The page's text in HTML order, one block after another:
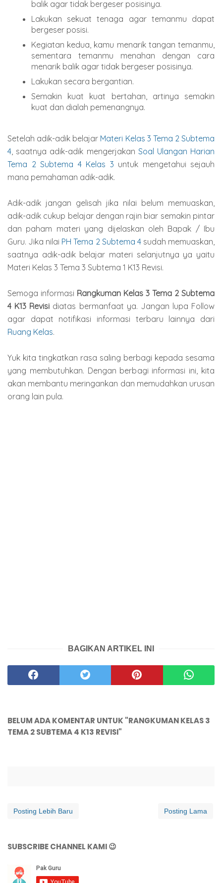
balik agar tidak bergeser posisinya.
Lakukan sekuat tenaga agar temanmu dapat
bergeser posisi.
Kegiatan kedua, kamu menarik tangan temanmu,
sementara temanmu menahan dengan cara
menarik balik agar tidak bergeser posisinya.
Lakukan secara bergantian.
Semakin kuat kuat bertahan, artinya semakin
kuat dan dialah pemenangnya.
Setelah adik-adik belajar Materi Kelas 3 Tema 2 Subtema
4 , saatnya adik-adik mengerjakan Soal Ulangan Harian
Tema 2 Subtema 4 Kelas 3 untuk mengetahui sejauh
mana pemahaman adik-adik.
Adik-adik jangan gelisah jika nilai belum memuaskan,
adik-adik cukup belajar dengan rajin biar semakin pintar
dan paham materi yang dijelaskan oleh Bapak / Ibu
Guru. Jika nilai PH Tema 2 Subtema 4sudah memuaskan,
saatnya adik-adik belajar materi selanjutnya ya yaitu
Materi Kelas 3 Tema 3 Subtema 1 K13 Revisi.
Semoga informasi Rangkuman Kelas 3 Tema 2 Subtema
4 K13 Revisi diatas bermanfaat ya. Jangan lupa Follow
agar dapat notifikasi informasi terbaru lainnya dari
Ruang Kelas.
Yuk kita tingkatkan rasa saling berbagi kepada sesama
yang membutuhkan. Dengan berbagi informasi ini, kita
akan membantu meringankan dan memudahkan urusan
orang lain pula.
BAGIKAN ARTIKEL INI
BELUM ADA KOMENTAR UNTUK "RANGKUMAN KELAS 3
TEMA 2 SUBTEMA 4 K13 REVISI"
Posting Lebih Baru Posting Lama
SUBSCRIBE CHANNEL KAMI 😉